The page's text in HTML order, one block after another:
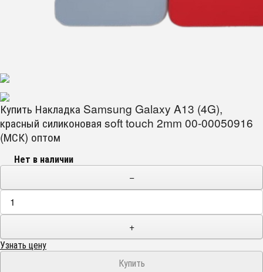
Купить Накладка Samsung Galaxy A13 (4G),
красный силиконовая soft touch 2mm 00-00050916
(МСК) оптом
Нет в наличии
−
+
Узнать цену